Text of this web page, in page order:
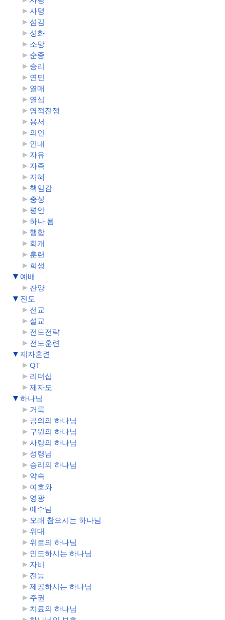
사명
섬김
성화
소망
순종
승리
연민
열매
열심
영적전쟁
용서
의인
인내
자유
자족
지혜
책임감
충성
평안
하나 됨
행함
회개
훈련
희생
예배
찬양
전도
선교
설교
전도전략
전도훈련
제자훈련
QT
리더십
제자도
하나님
거룩
공의의 하나님
구원의 하나님
사랑의 하나님
성령님
승리의 하나님
약속
여호와
영광
예수님
오래 참으시는 하나님
위대
위로의 하나님
인도하시는 하나님
자비
전능
제공하시는 하나님
주권
치료의 하나님